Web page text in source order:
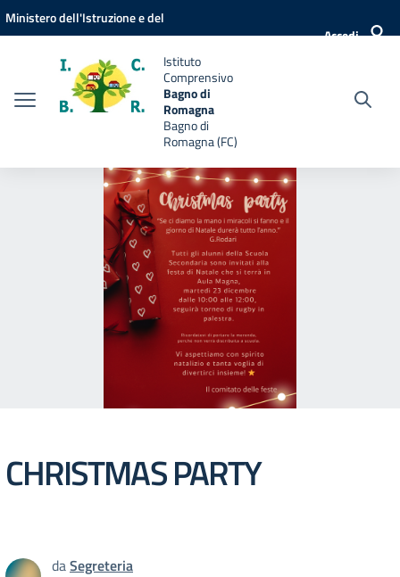
Vai ai contenuti
Vai al menu di navigazione
Vai al footer
Ministero dell'Istruzione e del
Accedi
Istituto
Comprensivo
Bagno di
Romagna
Bagno di
Romagna (FC)
CHRISTMAS PARTY
daSegreteria